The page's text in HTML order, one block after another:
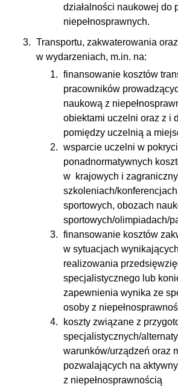
działalności naukowej do
niepełnosprawnych.
Transportu, zakwaterowania oraz
w wydarzeniach, m.in. na:
finansowanie kosztów
pracowników
naukową z
obiektami uczelni oraz z i
pomiędzy uczelnią a
wsparcie uczelni w
ponadnormatywnych
w krajowych i
szkoleniach/
sportowych, obozach
sportowych/olimpiadach/
finansowanie kosztów
w sytuacjach
realizowania
specjalistycznego lub
zapewnienia wynika ze
osoby z
koszty związane z
specjalistycznych/
warunków/urządzeń oraz
pozwalających na
z niepełnosprawnością